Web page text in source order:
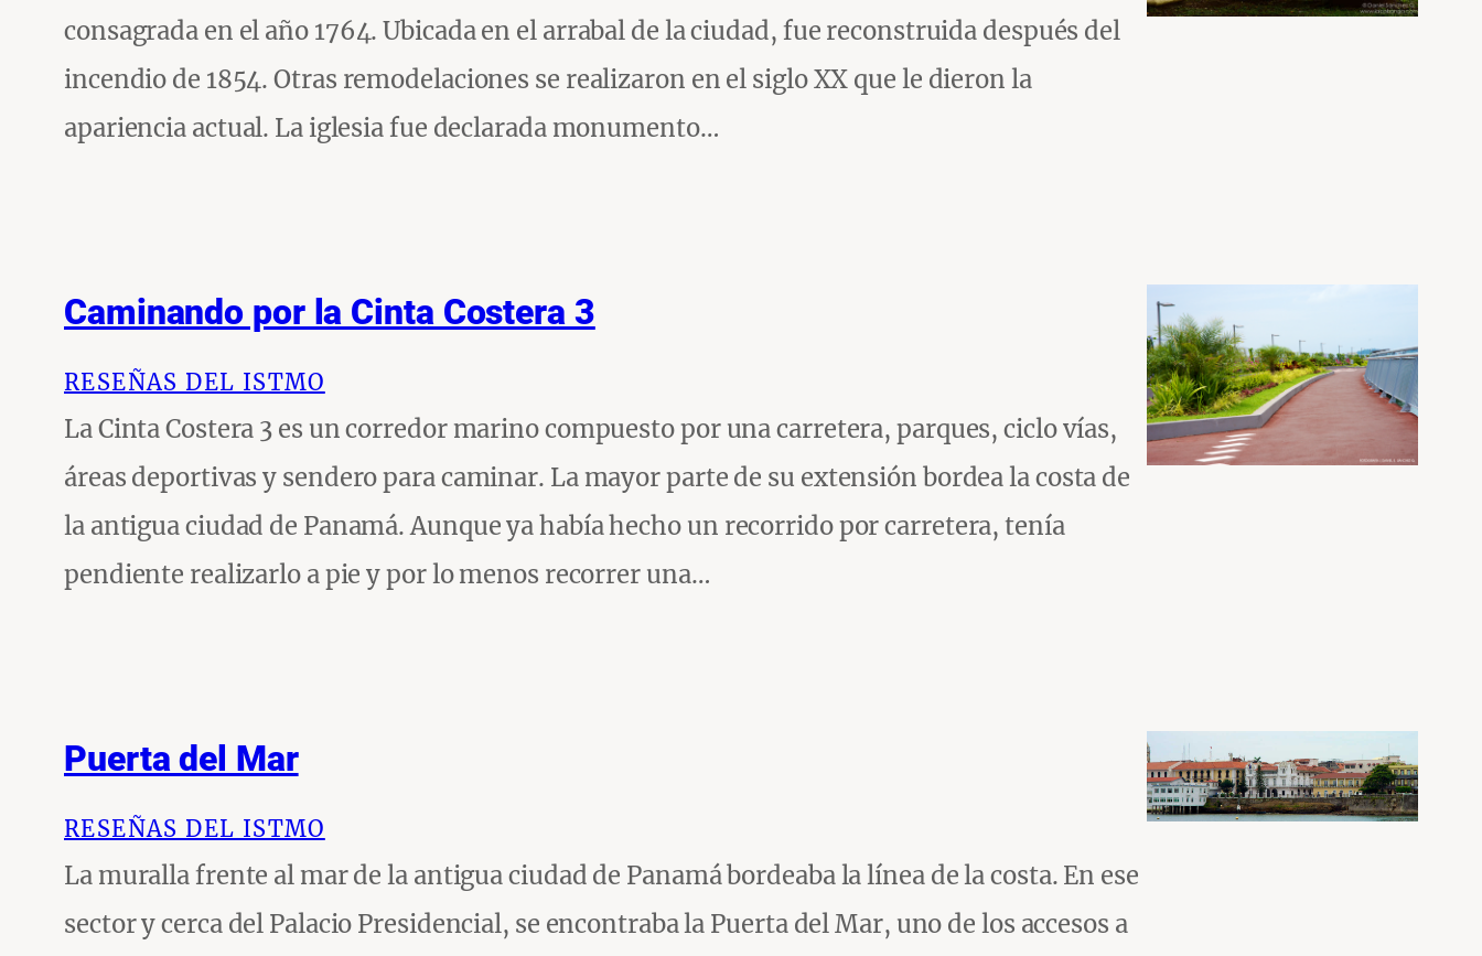
consagrada en el año 1764. Ubicada en el arrabal de la ciudad, fue reconstruida después del
incendio de 1854. Otras remodelaciones se realizaron en el siglo XX que le dieron la
apariencia actual. La iglesia fue declarada monumento…
Caminando por la Cinta Costera 3
RESEÑAS DEL ISTMO
La Cinta Costera 3 es un corredor marino compuesto por una carretera, parques, ciclo vías,
áreas deportivas y sendero para caminar. La mayor parte de su extensión bordea la costa de
la antigua ciudad de Panamá. Aunque ya había hecho un recorrido por carretera, tenía
pendiente realizarlo a pie y por lo menos recorrer una…
Puerta del Mar
RESEÑAS DEL ISTMO
La muralla frente al mar de la antigua ciudad de Panamá bordeaba la línea de la costa. En ese
sector y cerca del Palacio Presidencial, se encontraba la Puerta del Mar, uno de los accesos a